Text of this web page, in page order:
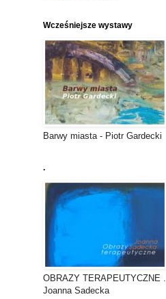
Wcześniejsze wystawy
Barwy miasta - Piotr Gardecki
.
OBRAZY TERAPEUTYCZNE .
Joanna Sadecka